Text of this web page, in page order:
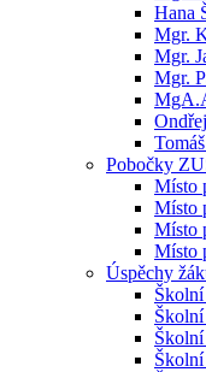
Hana
Mgr.
Mgr.
Mgr.
Pobočky
Místo
Místo
Místo
Místo
Úspěchy